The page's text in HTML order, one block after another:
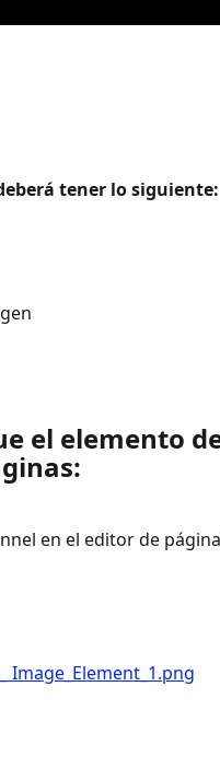
tener lo siguiente:
el elemento
en el editor de